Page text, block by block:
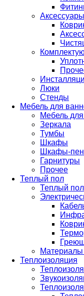
Аксессуары
Люки
Стенды
Мебель для
Мебель
Зеркала
Тумбы
Шкафы
Шкафы-
Гарнитуры
Прочее
Теплый пол
Теплый пол
Материалы
Теплоизоляция